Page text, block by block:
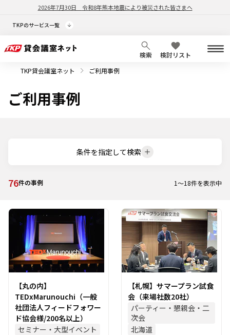
2026年7月30日 令和8年熊本地震により被災された皆さまへ
TKPのサービス一覧
検索
検討リスト
TKP貸会議室ネット
ご利用事例
ご利用事例
条件を指定して検索
76件の事例 1～18件を表示中
【丸の内】
TEDxMarunouchi（一般
社団法人フィードフォワー
ド協会様/200名以上）
セミナー・大型イベント
【札幌】サマープラン試食
会（来場社数20社）
パーティー・懇親会・二
次会
北海道